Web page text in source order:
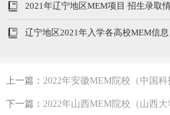
等）招生人数、学费
2021年辽宁地区MEM项目 招生录取
辽宁地区2021年入学各高校MEM信息
上一篇： 2022年安徽MEM院校（中国
徽财经等）招生人数、学费
下一篇： 2022年山西MEM院校（山西